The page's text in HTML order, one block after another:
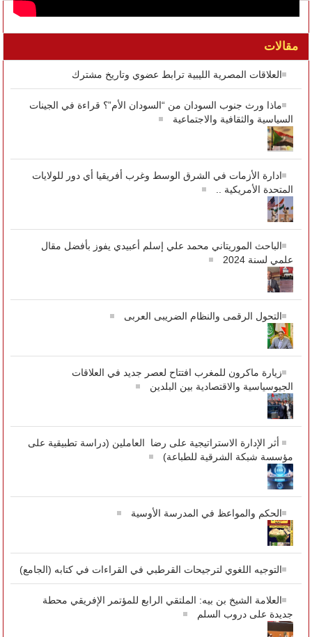
مقالات
العلاقات المصرية الليبية ترابط عضوي وتاريخ مشترك
ماذا ورث جنوب السودان من “السودان الأم”؟ قراءة في الجينات
السياسية والثقافية والاجتماعية
ادارة الأزمات في الشرق الوسط وغرب أفريقيا أي دور للولايات
المتحدة الأمريكية ..
الباحث الموريتاني محمد علي إسلم أعبيدي يفوز بأفضل مقال
علمي لسنة 2024
التحول الرقمى والنظام الضريبى العربى
زيارة ماكرون للمغرب افتتاح لعصر جديد في العلاقات
الجيوسياسية والاقتصادية بين البلدين
أثر الإدارة الاستراتيجية على رضا العاملين (دراسة تطبيقية على
مؤسسة شبكة الشرقية للطباعة)
الحكم والمواعظ في المدرسة الأوسية
التوجيه اللغوي لترجيحات القرطبي في القراءات في كتابه (الجامع)
العلامة الشيخ بن بيه: الملتقي الرابع للمؤتمر الإفريقي محطة
جديدة على دروب السلم